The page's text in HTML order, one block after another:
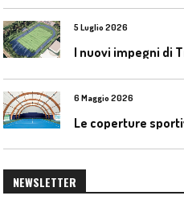
5 Luglio 2026
I nuovi impegni di
6 Maggio 2026
Le coperture
NEWSLETTER